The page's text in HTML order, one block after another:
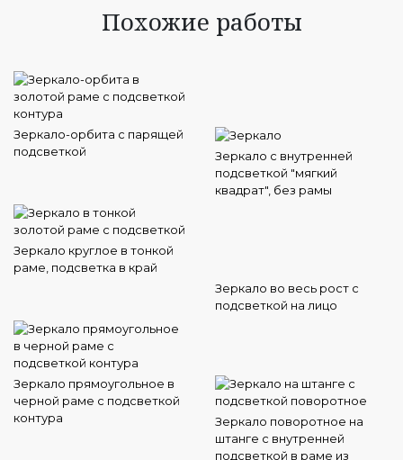
Похожие работы
Зеркало-орбита с парящей
подсветкой
Зеркало с внутренней
подсветкой "мягкий
квадрат", без рамы
Зеркало круглое в тонкой
раме, подсветка в край
Зеркало во весь рост с
подсветкой на лицо
Зеркало прямоугольное в
черной раме с подсветкой
контура
Зеркало поворотное на
штанге с внутренней
подсветкой в раме из